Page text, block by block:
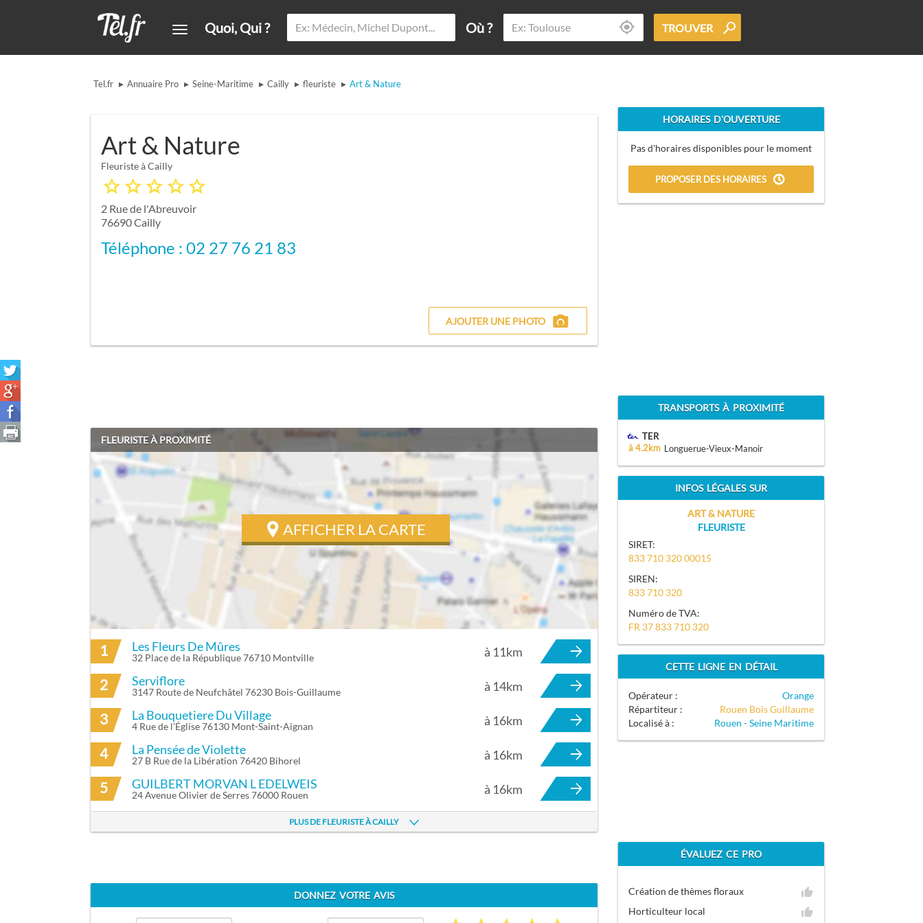
Quoi, Qui ? Où ? TROUVER
Tel.fr ▸ Annuaire Pro ▸ Seine-Maritime ▸ Cailly ▸ fleuriste ▸ Art & Nature
AJOUTER UNE PHOTO
Art & Nature
Fleuriste à Cailly
2 Rue de l'Abreuvoir
76690Cailly
Téléphone : 02 27 76 21 83
FLEURISTE À PROXIMITÉ
AFFICHER LA CARTE
ITINÉRAIRE VERS ART & NATURE À CAILLY
1 Les Fleurs De Mûres
32 Place de la République 76710 Montville à 11km
2 Serviflore
3147 Route de Neufchâtel 76230 Bois-Guillaume à 14km
3 La Bouquetiere Du Village
4 Rue de l'Église 76130 Mont-Saint-Aignan à 16km
4 La Pensée de Violette
27 B Rue de la Libération 76420 Bihorel à 16km
5 GUILBERT MORVAN L EDELWEIS
24 Avenue Olivier de Serres 76000 Rouen à 16km
PLUS DE FLEURISTE À CAILLY
HORAIRES D'OUVERTURE
Pas d'horaires disponibles pour le moment
PROPOSER DES HORAIRES
TRANSPORTS À PROXIMITÉ
TER
à 4.2km Longuerue-Vieux-Manoir
INFOS LÉGALES SUR
ART & NATURE
FLEURISTE
SIRET:
833 710 320 00015
SIREN:
833 710 320
Numéro de TVA:
FR 37 833 710 320
CETTE LIGNE EN DÉTAIL
Opérateur :
Orange
Répartiteur :
Rouen Bois Guillaume
Localisé à :
Rouen - Seine Maritime
DONNEZ VOTRE AVIS
ÉVALUEZ CE PRO
Création de thèmes floraux
Horticulteur local